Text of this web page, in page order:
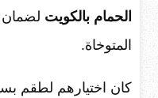
الحمام بالكويت لضمان
المتوخاة.
كان اختيارهم لطقم